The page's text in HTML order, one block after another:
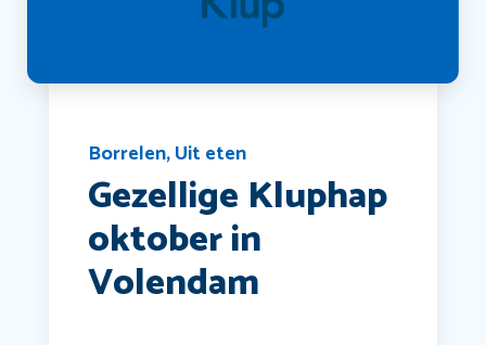
Borrelen,Uit eten
Gezellige Kluphap
oktober in
Volendam